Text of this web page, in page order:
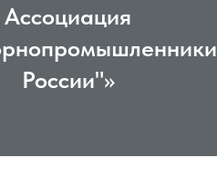
Ассоциация
России"»